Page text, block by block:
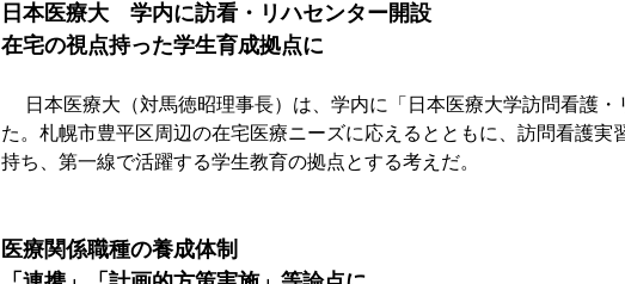
日本医療大　学内に訪看・リハセンター開設
在宅の視点持った学生育成拠点に
日本医療大（対馬徳昭理事長）は、学内に「日本医療大学訪問看護・
た。札幌市豊平区周辺の在宅医療ニーズに応えるとともに、訪問看護実
持ち、第一線で活躍する学生教育の拠点とする考えだ。
医療関係職種の養成体制